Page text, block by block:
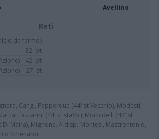
Avellino
Reti
da fermo)
32' pt
42' pt
27' st
Cangi, Fapperdue (44' st Vecchio), Modesti;
Lazzarini (44' st staffa); Morbidelli (42' st
Di Maira), Mignone. A disp. Montesi, Mastrontonio,
Schenardi.